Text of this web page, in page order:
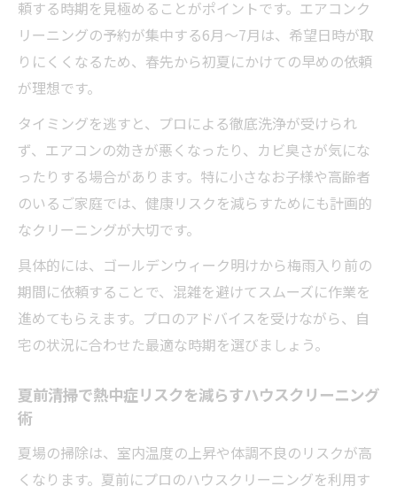
頼する時期を見極めることがポイントです。エアコンク
リーニングの予約が集中する6月〜7月は、希望日時が取
りにくくなるため、春先から初夏にかけての早めの依頼
が理想です。
タイミングを逃すと、プロによる徹底洗浄が受けられ
ず、エアコンの効きが悪くなったり、カビ臭さが気にな
ったりする場合があります。特に小さなお子様や高齢者
のいるご家庭では、健康リスクを減らすためにも計画的
なクリーニングが大切です。
具体的には、ゴールデンウィーク明けから梅雨入り前の
期間に依頼することで、混雑を避けてスムーズに作業を
進めてもらえます。プロのアドバイスを受けながら、自
宅の状況に合わせた最適な時期を選びましょう。
夏前清掃で熱中症リスクを減らすハウスクリーニング
術
夏場の掃除は、室内温度の上昇や体調不良のリスクが高
くなります。夏前にプロのハウスクリーニングを利用す